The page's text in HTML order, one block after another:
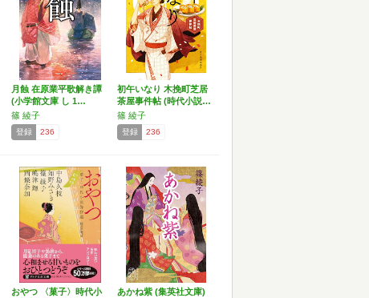
月蝕 在原業平歌解き譚
(小学館文庫 し 1…
篠 綾子
登録 236
初午いなり 木挽町芝居
茶屋事件帖 (時代小説…
篠 綾子
登録 236
おやつ 〈菓子〉時代小
あかね紫 (集英社文庫)